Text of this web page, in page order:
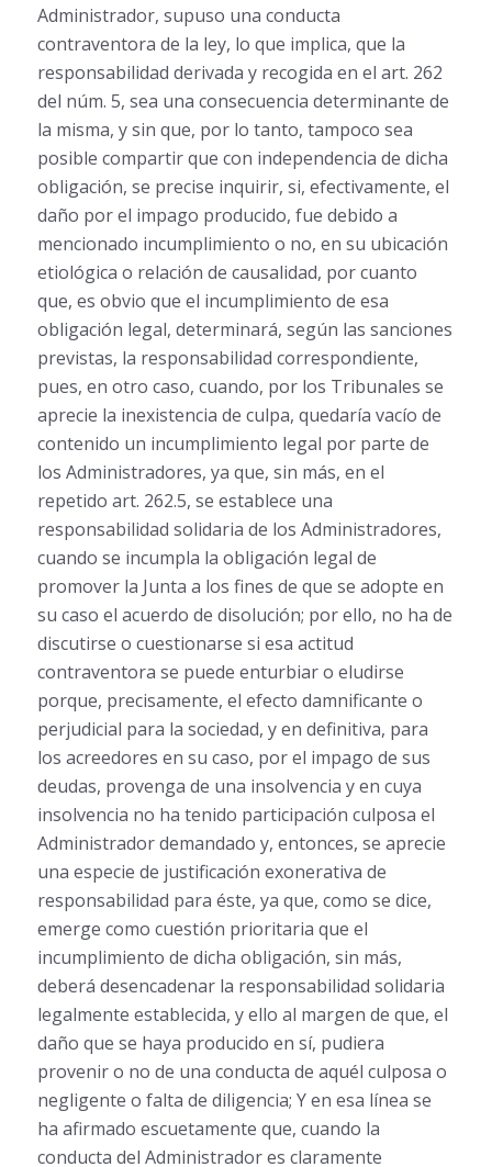
Administrador, supuso una conducta
contraventora de la ley, lo que implica, que la
responsabilidad derivada y recogida en el art. 262
del núm. 5, sea una consecuencia determinante de
la misma, y sin que, por lo tanto, tampoco sea
posible compartir que con independencia de dicha
obligación, se precise inquirir, si, efectivamente, el
daño por el impago producido, fue debido a
mencionado incumplimiento o no, en su ubicación
etiológica o relación de causalidad, por cuanto
que, es obvio que el incumplimiento de esa
obligación legal, determinará, según las sanciones
previstas, la responsabilidad correspondiente,
pues, en otro caso, cuando, por los Tribunales se
aprecie la inexistencia de culpa, quedaría vacío de
contenido un incumplimiento legal por parte de
los Administradores, ya que, sin más, en el
repetido art. 262.5, se establece una
responsabilidad solidaria de los Administradores,
cuando se incumpla la obligación legal de
promover la Junta a los fines de que se adopte en
su caso el acuerdo de disolución; por ello, no ha de
discutirse o cuestionarse si esa actitud
contraventora se puede enturbiar o eludirse
porque, precisamente, el efecto damnificante o
perjudicial para la sociedad, y en definitiva, para
los acreedores en su caso, por el impago de sus
deudas, provenga de una insolvencia y en cuya
insolvencia no ha tenido participación culposa el
Administrador demandado y, entonces, se aprecie
una especie de justificación exonerativa de
responsabilidad para éste, ya que, como se dice,
emerge como cuestión prioritaria que el
incumplimiento de dicha obligación, sin más,
deberá desencadenar la responsabilidad solidaria
legalmente establecida, y ello al margen de que, el
daño que se haya producido en sí, pudiera
provenir o no de una conducta de aquél culposa o
negligente o falta de diligencia; Y en esa línea se
ha afirmado escuetamente que, cuando la
conducta del Administrador es claramente